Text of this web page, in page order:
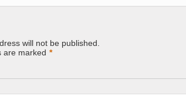
will not be published.
are marked *